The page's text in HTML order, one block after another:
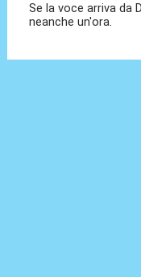
Se la voce arriva da
neanche un'ora.